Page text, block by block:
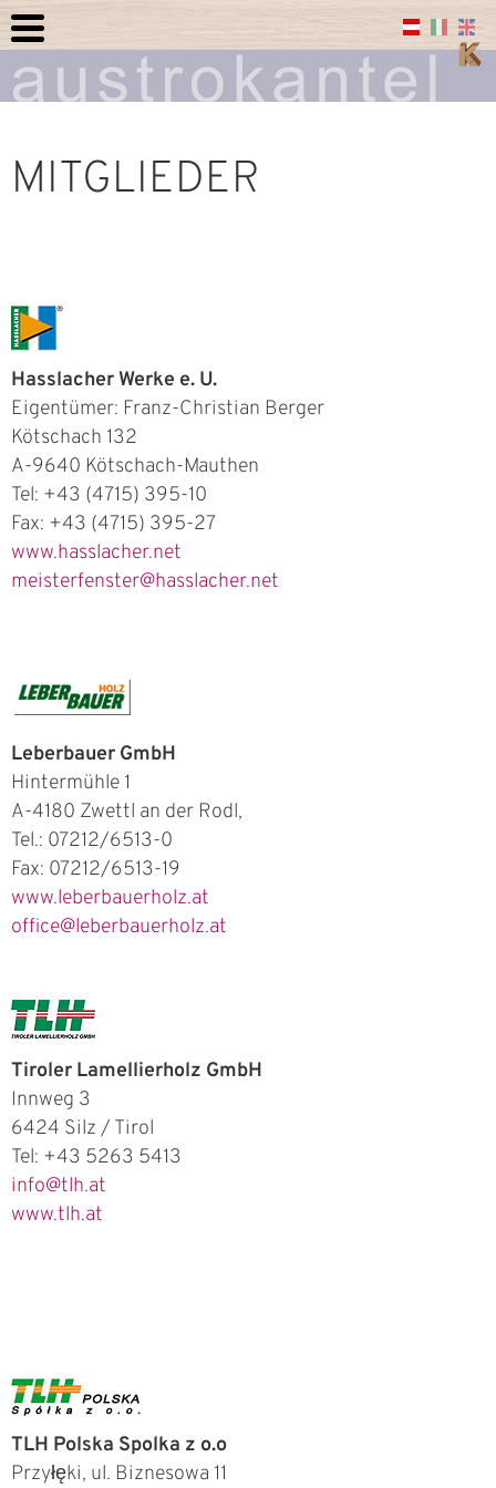
MITGLIEDER
Hasslacher Werke e. U.
Eigentümer: Franz-Christian Berger
Kötschach 132
A-9640 Kötschach-Mauthen
Tel: +43 (4715) 395-10
Fax: +43 (4715) 395-27
www.hasslacher.net
meisterfenster@hasslacher.net
Leberbauer GmbH
Hintermühle 1
A-4180 Zwettl an der Rodl,
Tel.: 07212/6513-0
Fax: 07212/6513-19
www.leberbauerholz.at
office@leberbauerholz.at
Tiroler Lamellierholz GmbH
Innweg 3
6424 Silz / Tirol
Tel: +43 5263 5413
info@tlh.at
www.tlh.at
TLH Polska Spolka z o.o
Przyłęki, ul. Biznesowa 11